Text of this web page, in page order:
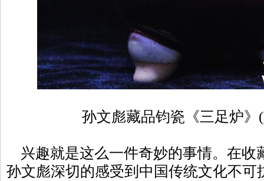
孙文彪藏品钧瓷《三足炉
兴趣就是这么一件奇妙的事情。在收
孙文彪深切的感受到中国传统文化不可